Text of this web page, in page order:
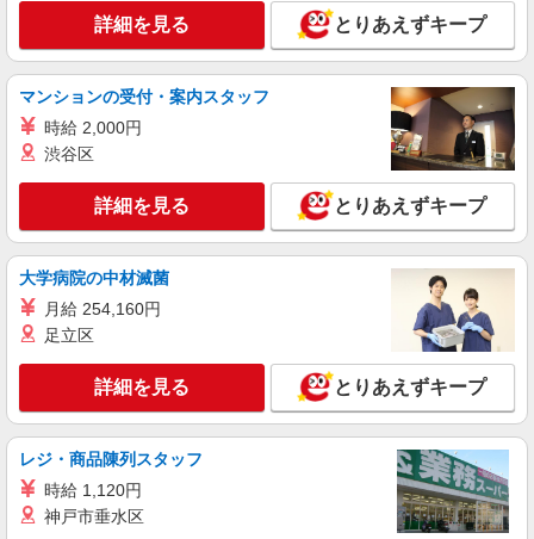
紹介予定派遣
日研トータルソーシング株式会社 メディカルケア事業部/新宿オフィ
ス
時給1,500円〜1,650円 ★週払いOK（規定あ
り） ※給与幅は経験・能力による
東京都中野区 【最寄駅】都営大江戸線「新江
古田」駅 ★勤務地は3000ヶ所以上★ 自宅から通
いやすいエリアなど、お好きな勤務地をお選び下
さい！！
キープ 詳細を見る
派遣社員
株式会社kotrio /●SW-H2-2114900
野方駅⇒キレイな病院で介護補助/事務作業な
ど
時給1650円〜2312円 ＜日払い有/週払い有/交
通費全支給(ガソリン代含む)＞
キープ 詳細を見る
詳細を見る とりあえずキープ
マンションの受付・案内スタッフ
時給 2,000円
渋谷区
詳細を見る とりあえずキープ
大学病院の中材滅菌
月給 254,160円
足立区
詳細を見る とりあえずキープ
レジ・商品陳列スタッフ
時給 1,120円
神戸市垂水区